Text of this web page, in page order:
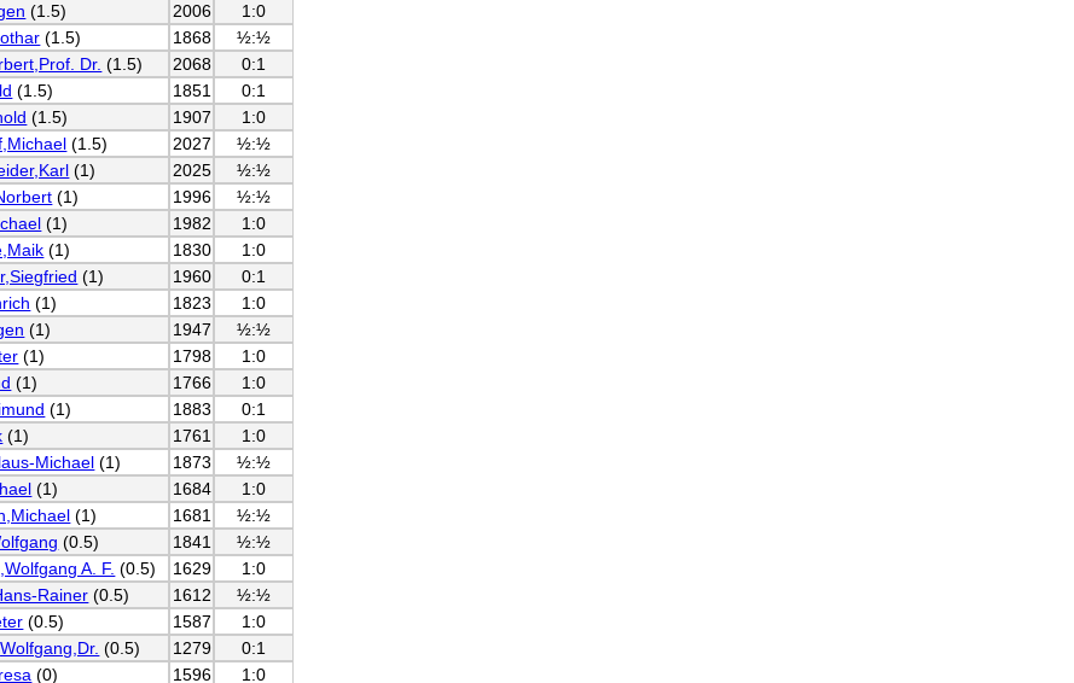
(1.5) 2006
1:0
(1.5) 1868
½:½
Dr. (1.5) 2068
0:1
(1.5) 1851
0:1
(1.5) 1907
1:0
(1.5) 2027
½:½
(1) 2025
½:½
(1) 1996
½:½
(1) 1982
1:0
(1) 1830
1:0
(1) 1960
0:1
(1) 1823
1:0
(1) 1947
½:½
(1) 1798
1:0
(1) 1766
1:0
(1) 1883
0:1
(1) 1761
1:0
Michael (1) 1873
½:½
(1) 1684
1:0
(1) 1681
½:½
(0.5) 1841
½:½
A. F. (0.5) 1629
1:0
Rainer (0.5) 1612
½:½
(0.5) 1587
1:0
(0.5) 1279
0:1
(0) 1596 1:0